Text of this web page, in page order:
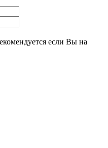
если Вы на